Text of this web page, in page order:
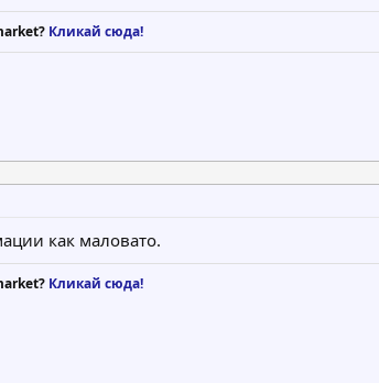
Кликай сюда!
как маловато.
Кликай сюда!